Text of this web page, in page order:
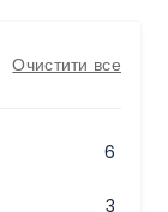
Очистити все
6
3